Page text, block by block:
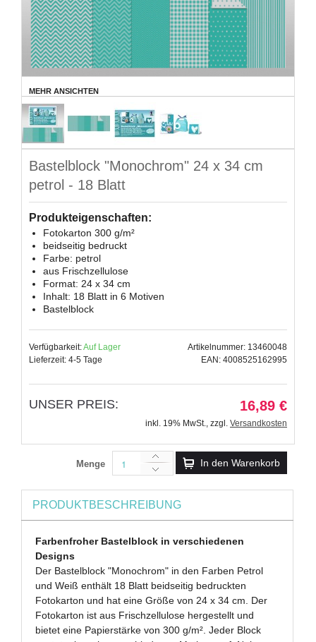
MEHR ANSICHTEN
Bastelblock "Monochrom" 24 x 34 cm
petrol - 18 Blatt
Produkteigenschaften:
Fotokarton 300 g/m²
beidseitig bedruckt
Farbe: petrol
aus Frischzellulose
Format: 24 x 34 cm
Inhalt: 18 Blatt in 6 Motiven
Bastelblock
Verfügbarkeit:Auf Lager
Lieferzeit: 4-5 Tage
Artikelnummer: 13460048
EAN: 4008525162995
UNSER PREIS: 16,89 €
inkl. 19% MwSt., zzgl. Versandkosten
Menge In den Warenkorb
PRODUKTBESCHREIBUNG
Farbenfroher Bastelblock in verschiedenen
Designs
Der Bastelblock "Monochrom" in den Farben Petrol
und Weiß enthält 18 Blatt beidseitig bedruckten
Fotokarton und hat eine Größe von 24 x 34 cm. Der
Fotokarton ist aus Frischzellulose hergestellt und
bietet eine Papierstärke von 300 g/m². Jeder Block